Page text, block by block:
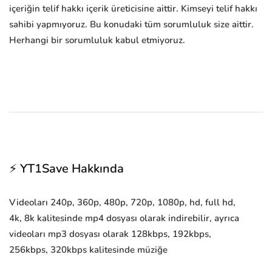
içeriğin telif hakkı içerik üreticisine aittir. Kimseyi telif hakkı
sahibi yapmıyoruz. Bu konudaki tüm sorumluluk size aittir.
Herhangi bir sorumluluk kabul etmiyoruz.
⚡ YT1Save Hakkında
Videoları 240p, 360p, 480p, 720p, 1080p, hd, full hd,
4k, 8k kalitesinde mp4 dosyası olarak indirebilir, ayrıca
videoları mp3 dosyası olarak 128kbps, 192kbps,
256kbps, 320kbps kalitesinde müziğe